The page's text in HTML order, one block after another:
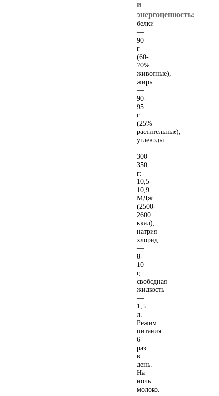
и
энергоценность:
белки
—
90
г
(60-
70%
животные),
жиры
—
90-
95
г
(25%
растительные),
углеводы
—
300-
350
г;
10,5-
10,9
МДж
(2500-
2600
ккал);
натрия
хлорид
—
8-
10
г,
свободная
жидкость
—
1,5
л.
Режим
питания:
6
раз
в
день.
На
ночь:
молоко.
Архив журналов
Архив журналов
"Твоё здоровье"
Целебные свойства
пищевых растений
Цветущая косметика